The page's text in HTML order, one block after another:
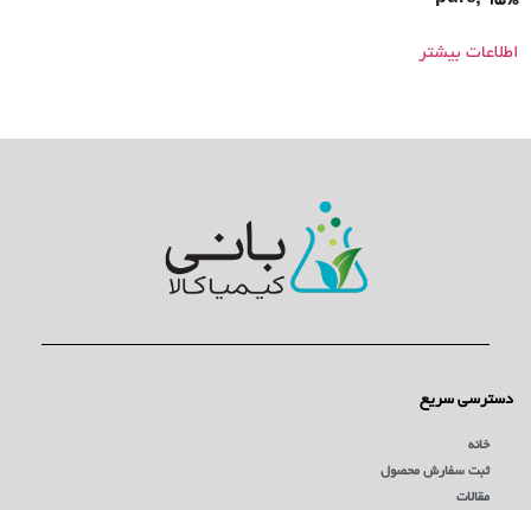
اطلاعات بیشتر
دسترسی سریع
خانه
ثبت سفارش محصول
مقالات